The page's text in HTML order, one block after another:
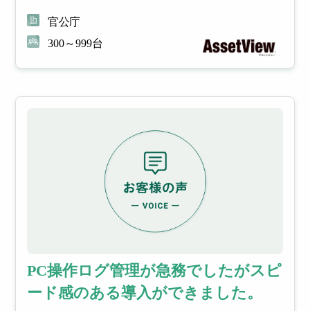
官公庁
300～999台
PC操作ログ管理が急務でしたがスピ
ード感のある導入ができました。